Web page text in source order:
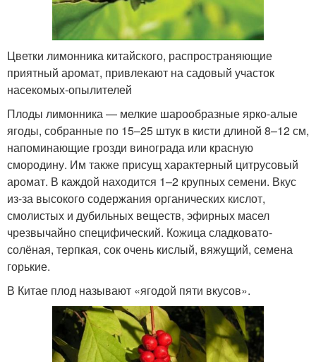
Цветки лимонника китайского, распространяющие
приятный аромат, привлекают на садовый участок
насекомых-опылителей
Плоды лимонника — мелкие шарообразные ярко-алые
ягоды, собранные по 15–25 штук в кисти длиной 8–12 см,
напоминающие грозди винограда или красную
смородину. Им также присущ характерный цитрусовый
аромат. В каждой находится 1–2 крупных семени. Вкус
из-за высокого содержания органических кислот,
смолистых и дубильных веществ, эфирных масел
чрезвычайно специфический. Кожица сладковато-
солёная, терпкая, сок очень кислый, вяжущий, семена
горькие.
В Китае плод называют «ягодой пяти вкусов».